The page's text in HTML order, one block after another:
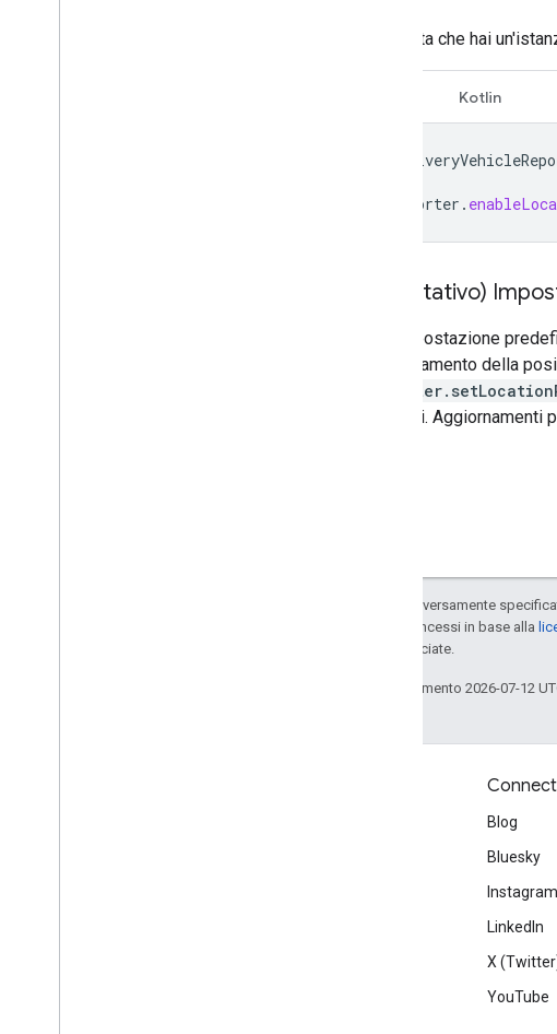
Una volta che hai
Kotlin
reporter .
(Facoltativo)
Per impostazione
aggiornamento della
secondi.
Salvo quando diversamente
codice sono concessi in base alla
delle sue consociate.
Ultimo aggiornamento 2026-07-12
Connect
Blog
Bluesky
Instagram
LinkedIn
X
YouTube